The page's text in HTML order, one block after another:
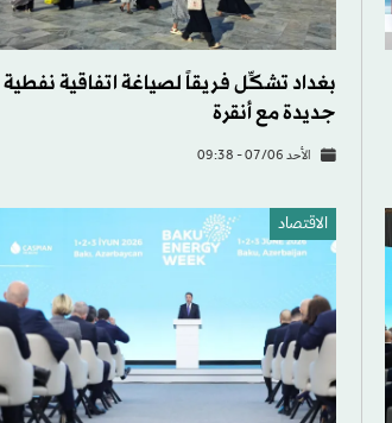
بغداد تشكِّل فريقاً لصياغة اتفاقية نفطية
جديدة مع أنقرة
الأحد 07/06 - 09:38
الاقتصاد